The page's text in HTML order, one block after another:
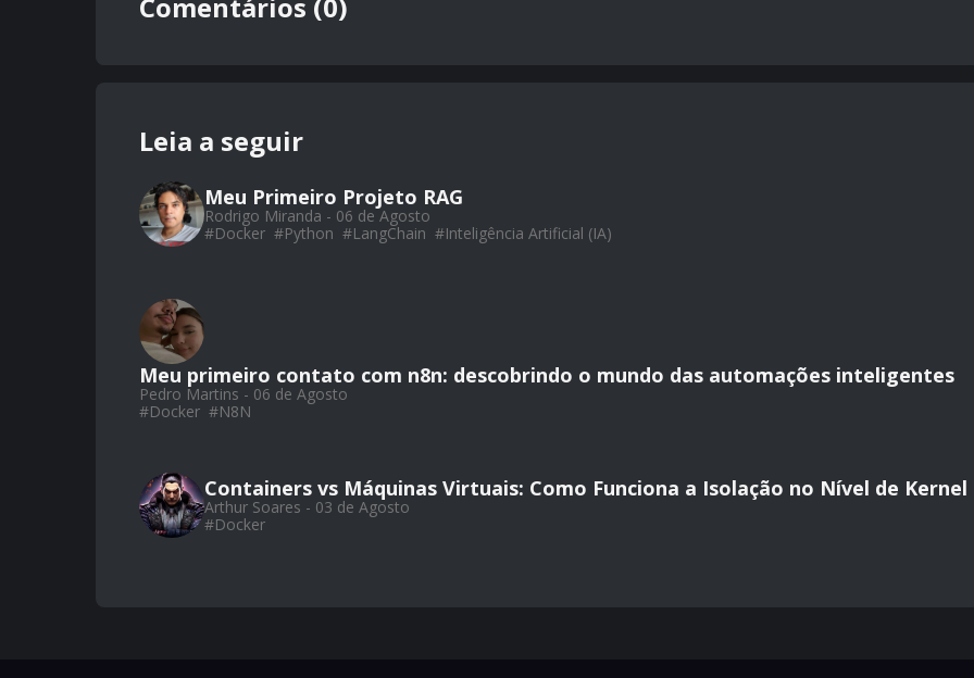
Comentários (0)
Leia a seguir
Meu Primeiro Projeto RAG
Rodrigo Miranda - 06 de Agosto
#Docker #Python #LangChain #Inteligência Artificial (IA)
Meu primeiro contato com n8n: descobrindo o mundo das automações inteligentes
Pedro Martins - 06 de Agosto
#Docker #N8N
Containers vs Máquinas Virtuais: Como Funciona a Isolação no Nível de Kernel
Arthur Soares - 03 de Agosto
#Docker